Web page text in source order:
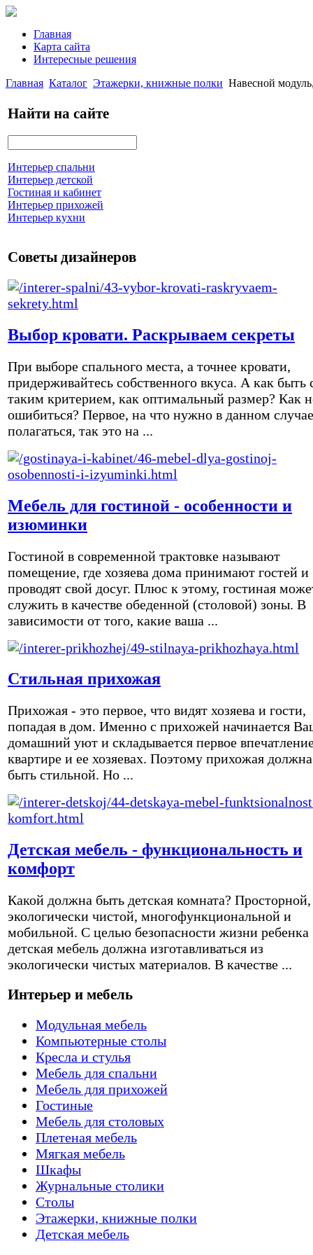
Главная
Карта сайта
Интересные решения
Главная Каталог Этажерки, книжные полки Навесной
Найти на сайте
Интерьер спальни
Интерьер детской
Гостиная и кабинет
Интерьер прихожей
Интерьер кухни
Советы дизайнеров
Выбор кровати. Раскрываем секреты
При выборе спального места, а точнее кровати,
придерживайтесь собственного вкуса. А как быть
таким критерием, как оптимальный размер? Как
ошибиться? Первое, на что нужно в данном случае
полагаться, так это на ...
Мебель для гостиной - особенности и
изюминки
Гостиной в современной трактовке называют
помещение, где хозяева дома принимают гостей и
проводят свой досуг. Плюс к этому, гостиная
служить в качестве обеденной (столовой) зоны. В
зависимости от того, какие ваша ...
Стильная прихожая
Прихожая - это первое, что видят хозяева и гости,
попадая в дом. Именно с прихожей начинается
домашний уют и складывается первое
квартире и ее хозяевах. Поэтому прихожая должна
быть стильной. Но ...
Детская мебель - функциональность и
комфорт
Какой должна быть детская комната? Просторной,
экологически чистой, многофункциональной и
мобильной. С целью безопасности жизни ребенка
детская мебель должна изготавливаться из
экологически чистых материалов. В качестве ...
Интерьер и мебель
Модульная мебель
Компьютерные столы
Кресла и стулья
Мебель для спальни
Мебель для прихожей
Гостиные
Мебель для столовых
Плетеная мебель
Мягкая мебель
Шкафы
Журнальные столики
Столы
Этажерки, книжные полки
Детская мебель